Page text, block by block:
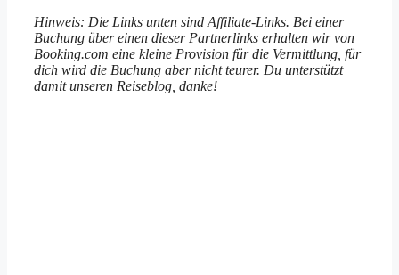
Hinweis: Die Links unten sind Affiliate-Links. Bei einer
Buchung über einen dieser Partnerlinks erhalten wir von
Booking.com eine kleine Provision für die Vermittlung, für
dich wird die Buchung aber nicht teurer. Du unterstützt
damit unseren Reiseblog, danke!